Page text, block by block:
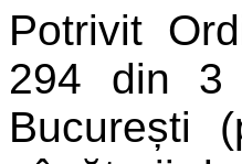
Potrivit
294 din 3
București